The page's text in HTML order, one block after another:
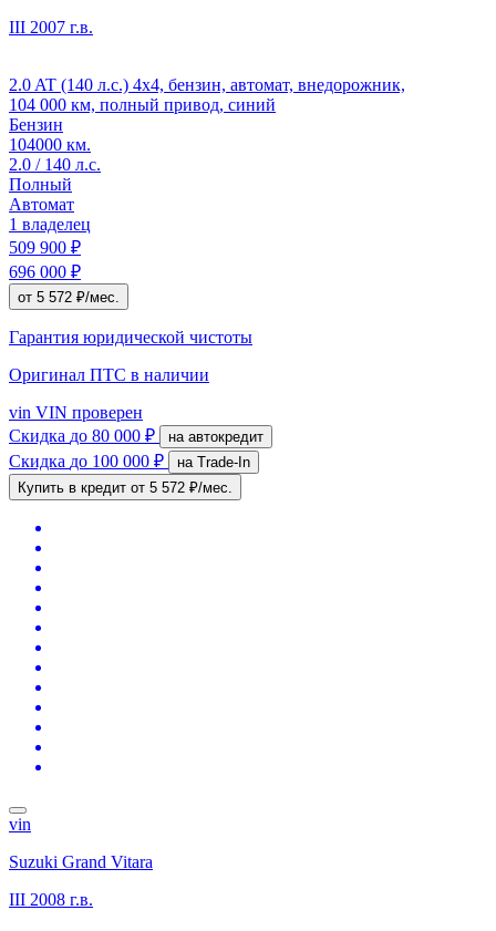
III 2007 г.в.
2.0 AT (140 л.с.) 4x4, бензин, автомат, внедорожник,
104 000 км, полный привод, синий
Бензин
104000 км.
2.0 / 140 л.с.
Полный
Автомат
1 владелец
509 900 ₽
696 000 ₽
от 5 572 ₽/мес.
Гарантия юридической чистоты
Оригинал ПТС в наличии
vin VIN проверен
Скидка до 80 000 ₽ на автокредит
Скидка до 100 000 ₽
на Trade-In
Купить в кредит от 5 572 ₽/мес.
vin
Suzuki Grand Vitara
III 2008 г.в.